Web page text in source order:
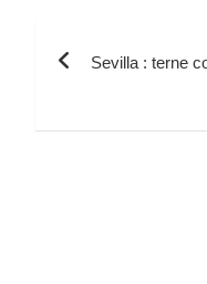
l’article
Sevilla : terne